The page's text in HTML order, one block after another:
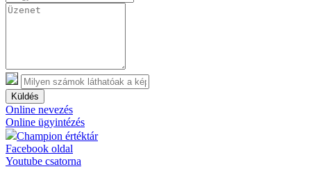
Küldés
Online nevezés
Online ügyintézés
Champion értéktár
Facebook oldal
Youtube csatorna